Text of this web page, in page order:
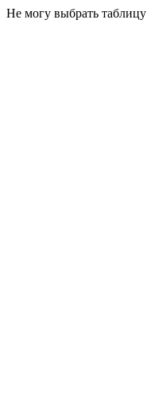
Не могу выбрать таблицу